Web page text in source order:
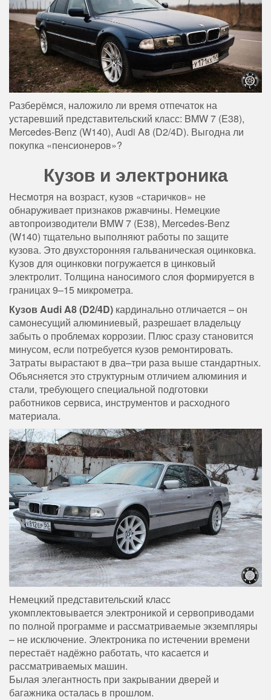
Разберёмся, наложило ли время отпечаток на
устаревший представительский класс: BMW 7 (E38),
Mercedes-Benz (W140), Audi A8 (D2/4D). Выгодна ли
покупка «пенсионеров»?
Кузов и электроника
Несмотря на возраст, кузов «старичков» не
обнаруживает признаков ржавчины. Немецкие
автопроизводители BMW 7 (E38), Mercedes-Benz
(W140) тщательно выполняют работы по защите
кузова. Это двухсторонняя гальваническая оцинковка.
Кузов для оцинковки погружается в цинковый
электролит. Толщина наносимого слоя формируется в
границах 9–15 микрометра.
Кузов Audi A8 (D2/4D) кардинально отличается – он
самонесущий алюминиевый, разрешает владельцу
забыть о проблемах коррозии. Плюс сразу становится
минусом, если потребуется кузов ремонтировать.
Затраты вырастают в два–три раза выше стандартных.
Объясняется это структурным отличием алюминия и
стали, требующего специальной подготовки
работников сервиса, инструментов и расходного
материала.
Немецкий представительский класс
укомплектовывается электроникой и сервоприводами
по полной программе и рассматриваемые экземпляры
– не исключение. Электроника по истечении времени
перестаёт надёжно работать, что касается и
рассматриваемых машин.
Былая элегантность при закрывании дверей и
багажника осталась в прошлом.